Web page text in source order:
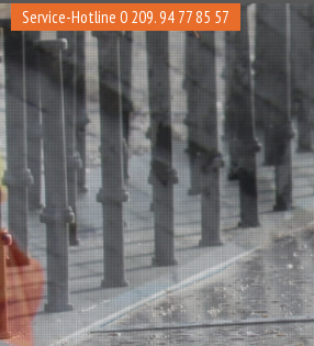
Service-Hotline 0 209. 94 77 85 57